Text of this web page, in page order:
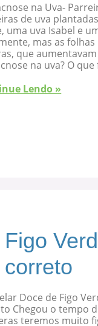
na Uva-
de uva
uma uva Isabel e
mas as
que
na uva? O
Lendo »
Doce de Figo
Chegou o tempo
teremos muito